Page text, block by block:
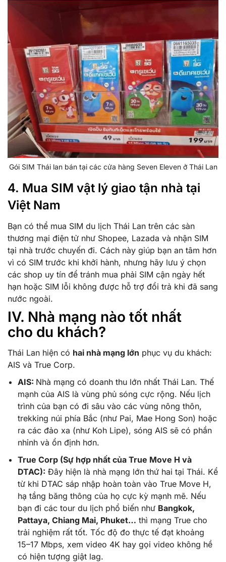
Gói SIM Thái lan bán tại các cửa hàng Seven Eleven ở Thái Lan
4. Mua SIM vật lý giao tận nhà tại
Việt Nam
Bạn có thể mua SIM du lịch Thái Lan trên các sàn
thương mại điện tử như Shopee, Lazada và nhận SIM
tại nhà trước chuyến đi. Cách này giúp bạn an tâm hơn
vì có SIM trước khi khởi hành, nhưng hãy lưu ý chọn
các shop uy tín để tránh mua phải SIM cận ngày hết
hạn hoặc SIM lỗi không được hỗ trợ đổi trả khi đã sang
nước ngoài.
IV. Nhà mạng nào tốt nhất
cho du khách?
Thái Lan hiện có hai nhà mạng lớn phục vụ du khách:
AIS và True Corp.
AIS: Nhà mạng có doanh thu lớn nhất Thái Lan. Thế
mạnh của AIS là vùng phủ sóng cực rộng. Nếu lịch
trình của bạn có đi sâu vào các vùng nông thôn,
trekking núi phía Bắc (như Pai, Mae Hong Son) hoặc
ra các đảo xa (như Koh Lipe), sóng AIS sẽ có phần
nhỉnh và ổn định hơn.
True Corp (Sự hợp nhất của True Move H và
DTAC): Đây hiện là nhà mạng lớn thứ hai tại Thái. Kể
từ khi DTAC sáp nhập hoàn toàn vào True Move H,
hạ tầng băng thông của họ cực kỳ mạnh mẽ. Nếu
bạn đi các tour du lịch phổ biến như Bangkok,
Pattaya, Chiang Mai, Phuket… thì mạng True cho
trải nghiệm rất tốt. Tốc độ đo thực tế đạt khoảng
15–17 Mbps, xem video 4K hay gọi video không hề
có hiện tượng giật lag.